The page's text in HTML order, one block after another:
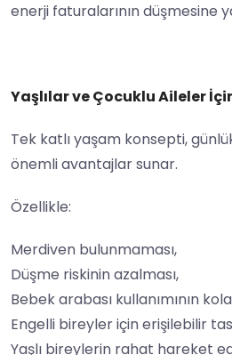
enerji faturalarının düşmesine
Yaşlılar ve Çocuklu Aileler
Tek katlı yaşam konsepti,
önemli avantajlar sunar.
Özellikle:
Merdiven bulunmaması,
Düşme riskinin azalması,
Bebek arabası kullanımının
Engelli bireyler için erişilebilir
Yaşlı bireylerin rahat hareket